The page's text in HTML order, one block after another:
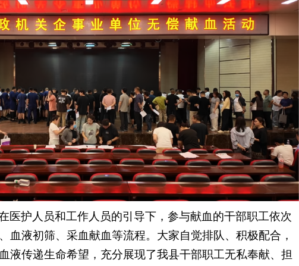
医护人员和工作人员的引导下，参与献血的干部职工依次
血液初筛、采血献血等流程。大家自觉排队、积极配合，
液传递生命希望，充分展现了我县干部职工无私奉献、担